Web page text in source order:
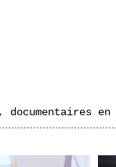
documentaires